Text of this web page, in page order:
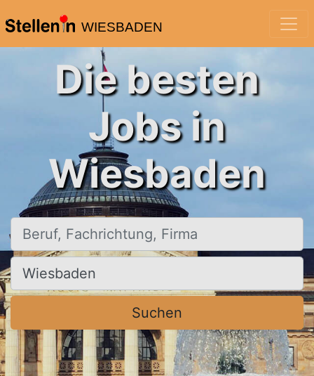
WIESBADEN
Die besten
Jobs in
Wiesbaden
Beruf, Fachrichtung, Firma
Ort, Stadt
Suchen